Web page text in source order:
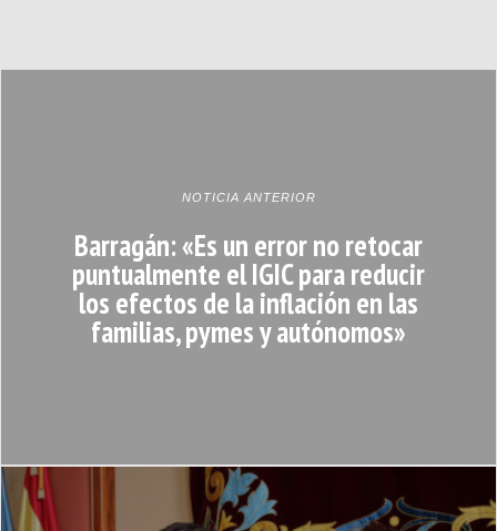
NOTICIA ANTERIOR
Barragán: «Es un error no retocar
puntualmente el IGIC para reducir
los efectos de la inflación en las
familias, pymes y autónomos»